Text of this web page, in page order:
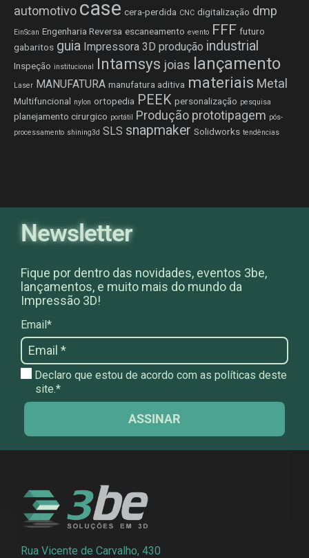
automotivo case cera-perdida CNC digitalização dmp
EinScan Engenharia Reversa escaneamento evento FFF futuro
gabaritos guia Impressora 3D produção industrial
Inspeção institucional Intamsys joias lançamento
Laser MANUFATURA manufatura aditiva materiais Metal
Multifuncional nylon ortopedia PEEK personalização pesquisa
planejamento cirurgico portátil Produção prototipagem pós-
processamento shining3d SLS snapmaker Solidworks tendências
Newsletter
Fique por dentro das novidades, eventos 3be,
lançamentos, e muito mais do mundo da
Impressão 3D!
Email*
Declaro que estou de acordo com as políticas deste
site.*
ASSINAR
Rua Vicente de Carvalho, 430